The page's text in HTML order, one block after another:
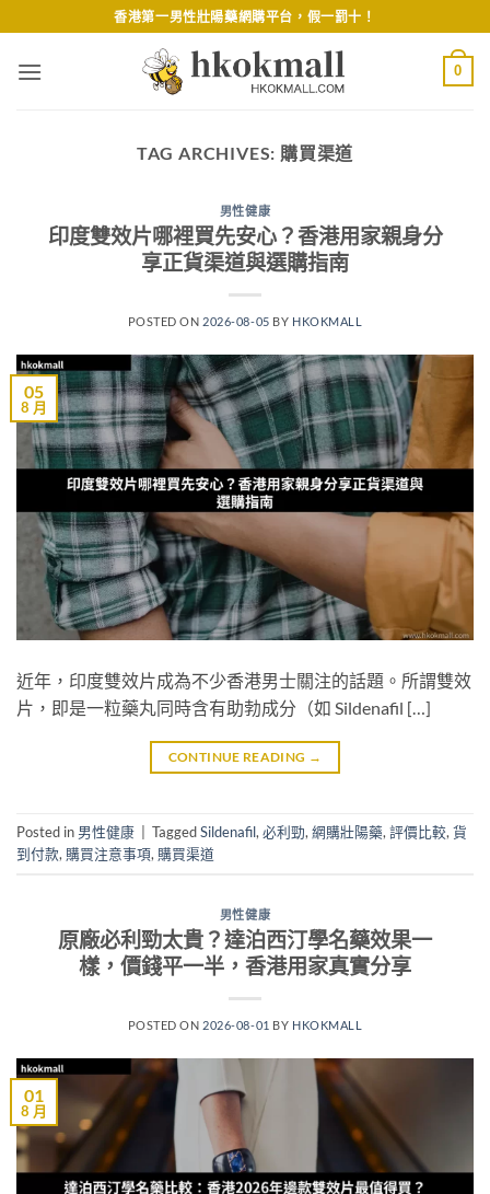
to
content
香港第一男性壯陽藥網購平台，假一罰十！
0
TAG ARCHIVES: 購買渠道
男性健康
印度雙效片哪裡買先安心？香港用家親身分
享正貨渠道與選購指南
POSTED ON 2026-08-05 BY HKOKMALL
05
8 月
近年，印度雙效片成為不少香港男士關注的話題。所謂雙效
片，即是一粒藥丸同時含有助勃成分（如 Sildenafil […]
CONTINUE READING →
Posted in 男性健康 TaggedSildenafil,必利勁,網購壯陽藥,評價比較,貨
到付款, 購買注意事項, 購買渠道
男性健康
原廠必利勁太貴？達泊西汀學名藥效果一
樣，價錢平一半，香港用家真實分享
POSTED ON 2026-08-01 BY HKOKMALL
01
8 月